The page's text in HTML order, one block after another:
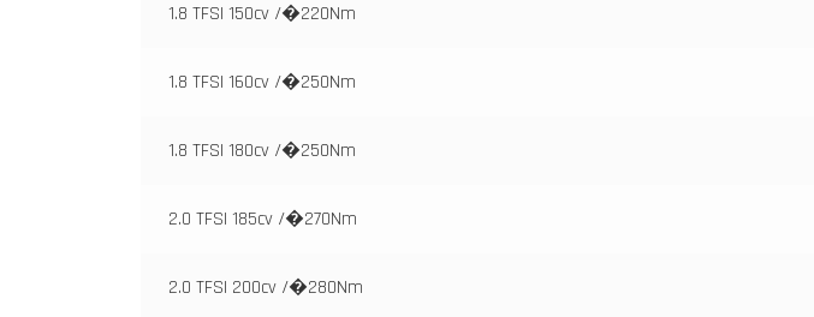
1.8 TFSI 150cv /�220Nm
1.8 TFSI 160cv /�250Nm
1.8 TFSI 180cv /�250Nm
2.0 TFSI 185cv /�270Nm
2.0 TFSI 200cv /�280Nm